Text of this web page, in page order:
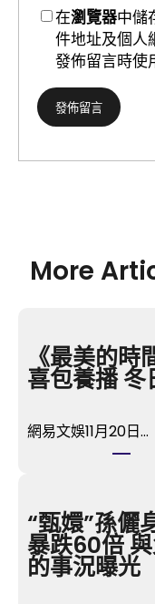
在瀏覽器中儲
件地址及個人
發佈留言時使
More
《最美的
喜包養播
網易文娛11月20日…
“甄嬛”孫儷
暴跌60倍
的事況曝光